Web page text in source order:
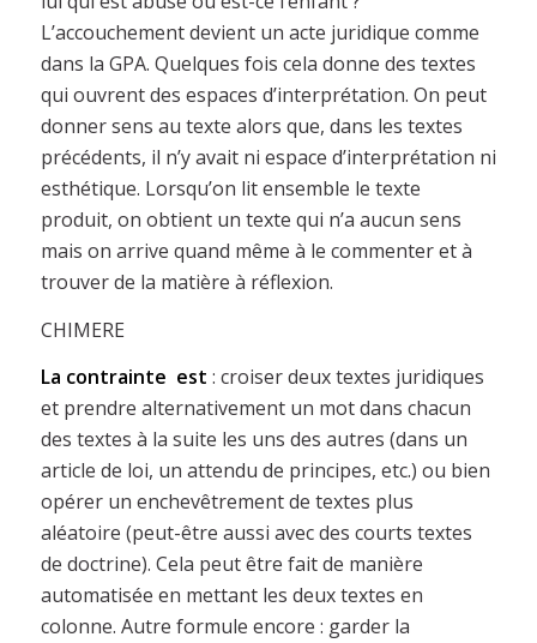
L’accouchement devient un acte juridique comme
dans la GPA. Quelques fois cela donne des textes
qui ouvrent des espaces d’interprétation. On peut
donner sens au texte alors que, dans les textes
précédents, il n’y avait ni espace d’interprétation ni
esthétique. Lorsqu’on lit ensemble le texte
produit, on obtient un texte qui n’a aucun sens
mais on arrive quand même à le commenter et à
trouver de la matière à réflexion.
CHIMERE
La contrainte est : croiser deux textes juridiques
et prendre alternativement un mot dans chacun
des textes à la suite les uns des autres (dans un
article de loi, un attendu de principes, etc.) ou bien
opérer un enchevêtrement de textes plus
aléatoire (peut-être aussi avec des courts textes
de doctrine). Cela peut être fait de manière
automatisée en mettant les deux textes en
colonne. Autre formule encore : garder la